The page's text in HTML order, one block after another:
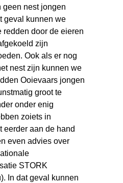
nest jongen
geval kunnen we
redden door de eieren
zijn
Ook als er nog
nest zijn kunnen we
Ooievaars jongen
groot te
onder enig
zoiets in
eerder aan de hand
even advies over
STORK
In dat geval kunnen